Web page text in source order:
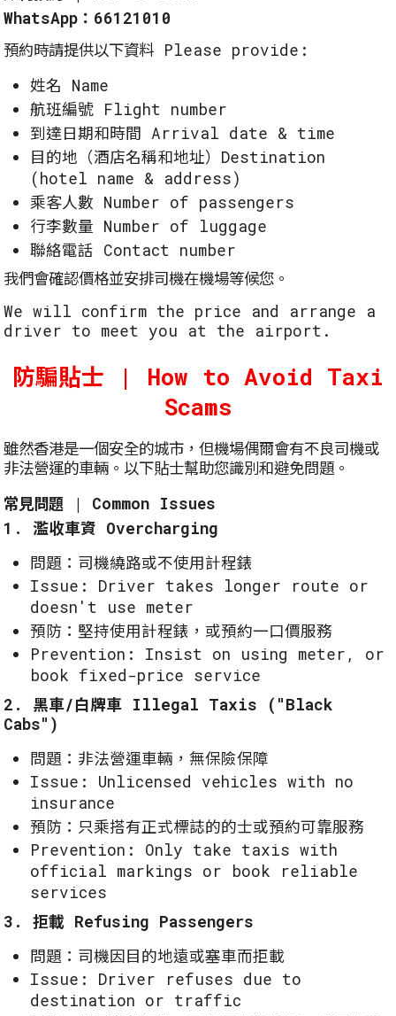
WhatsApp：66121010
預約時請提供以下資料 Please provide:
姓名 Name
航班編號 Flight number
到達日期和時間 Arrival date & time
目的地（酒店名稱和地址）Destination
(hotel name & address)
乘客人數 Number of passengers
行李數量 Number of luggage
聯絡電話 Contact number
我們會確認價格並安排司機在機場等候您。
We will confirm the price and arrange a
driver to meet you at the airport.
防騙貼士 | How to Avoid Taxi
Scams
雖然香港是一個安全的城市，但機場偶爾會有不良司機或
非法營運的車輛。以下貼士幫助您識別和避免問題。
常見問題 | Common Issues
1. 濫收車資 Overcharging
問題：司機繞路或不使用計程錶
Issue: Driver takes longer route or
doesn't use meter
預防：堅持使用計程錶，或預約一口價服務
Prevention: Insist on using meter, or
book fixed-price service
2. 黑車/白牌車 Illegal Taxis ("Black
Cabs")
問題：非法營運車輛，無保險保障
Issue: Unlicensed vehicles with no
insurance
預防：只乘搭有正式標誌的的士或預約可靠服務
Prevention: Only take taxis with
official markings or book reliable
services
3. 拒載 Refusing Passengers
問題：司機因目的地遠或塞車而拒載
Issue: Driver refuses due to
destination or traffic